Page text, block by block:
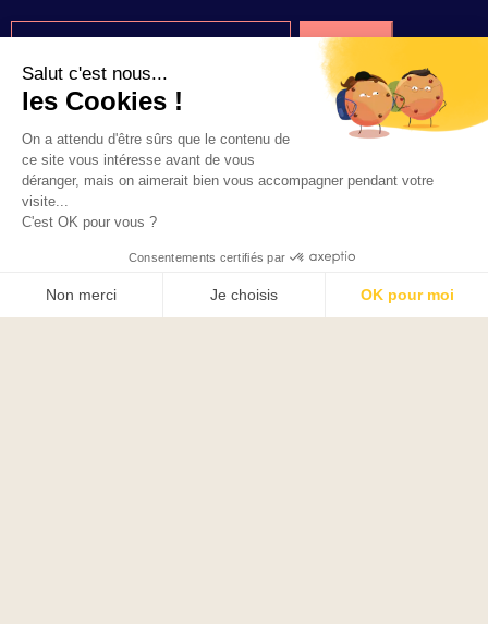
Le shop
Le concept
Abonnement
Blog
Salut c'est nous...
les Cookies !
On a attendu d'être sûrs que le contenu de
ce site vous intéresse avant de vous
déranger, mais on aimerait bien vous accompagner pendant votre
visite...
C'est OK pour vous ?
Consentements certifiés par
Non merci Je choisis OK pour moi